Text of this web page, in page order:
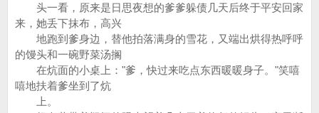
头一看，原来是日思夜想的爹爹躲债几天后终于平安回家
来，她丢下抹布，高兴
地跑到爹身边，替他拍落满身的雪花，又端出烘得热呼呼
的馒头和一碗野菜汤搁
在炕面的小桌上："爹，快过来吃点东西暖暖身子。"笑嘻
嘻地扶着爹坐到了炕
上。